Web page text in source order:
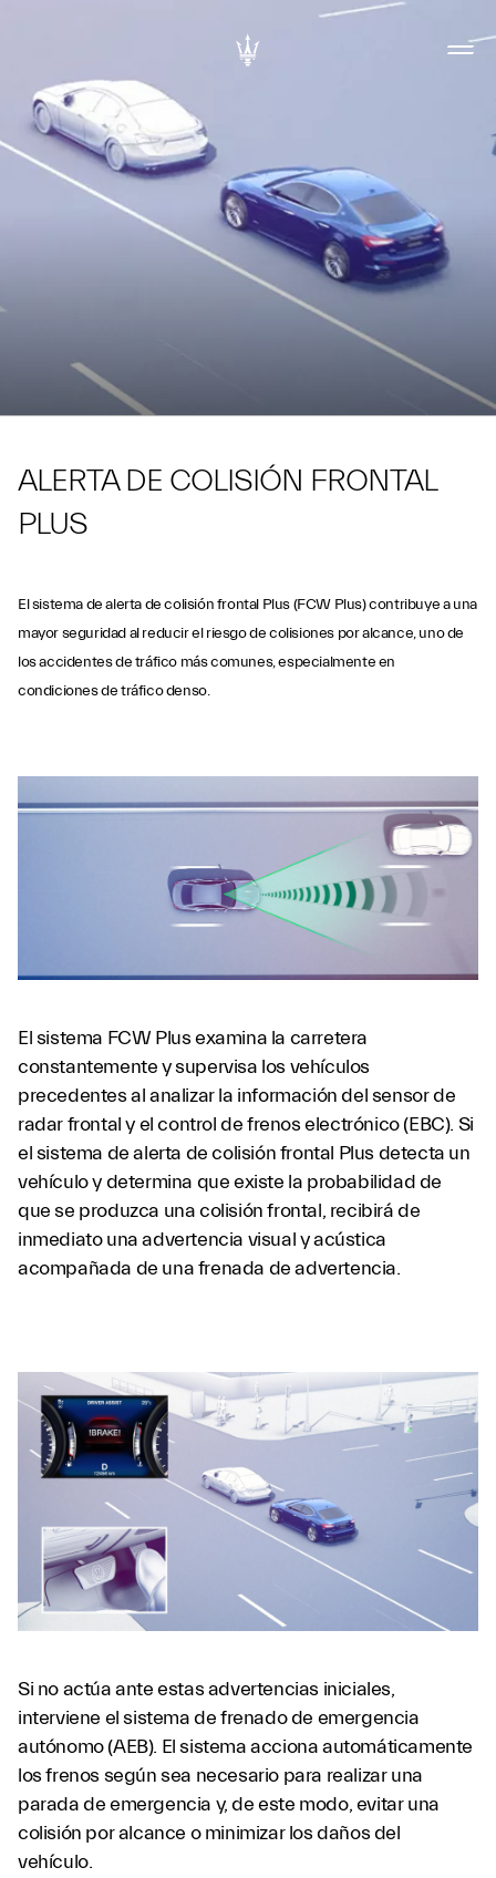
ALERTA DE COLISIÓN FRONTAL
PLUS
El sistema de alerta de colisión frontal Plus (FCW Plus) contribuye a una
mayor seguridad al reducir el riesgo de colisiones por alcance, uno de
los accidentes de tráfico más comunes, especialmente en
condiciones de tráfico denso.
El sistema FCW Plus examina la carretera
constantemente y supervisa los vehículos
precedentes al analizar la información del sensor de
radar frontal y el control de frenos electrónico (EBC). Si
el sistema de alerta de colisión frontal Plus detecta un
vehículo y determina que existe la probabilidad de
que se produzca una colisión frontal, recibirá de
inmediato una advertencia visual y acústica
acompañada de una frenada de advertencia.
Si no actúa ante estas advertencias iniciales,
interviene el sistema de frenado de emergencia
autónomo (AEB). El sistema acciona automáticamente
los frenos según sea necesario para realizar una
parada de emergencia y, de este modo, evitar una
colisión por alcance o minimizar los daños del
vehículo.